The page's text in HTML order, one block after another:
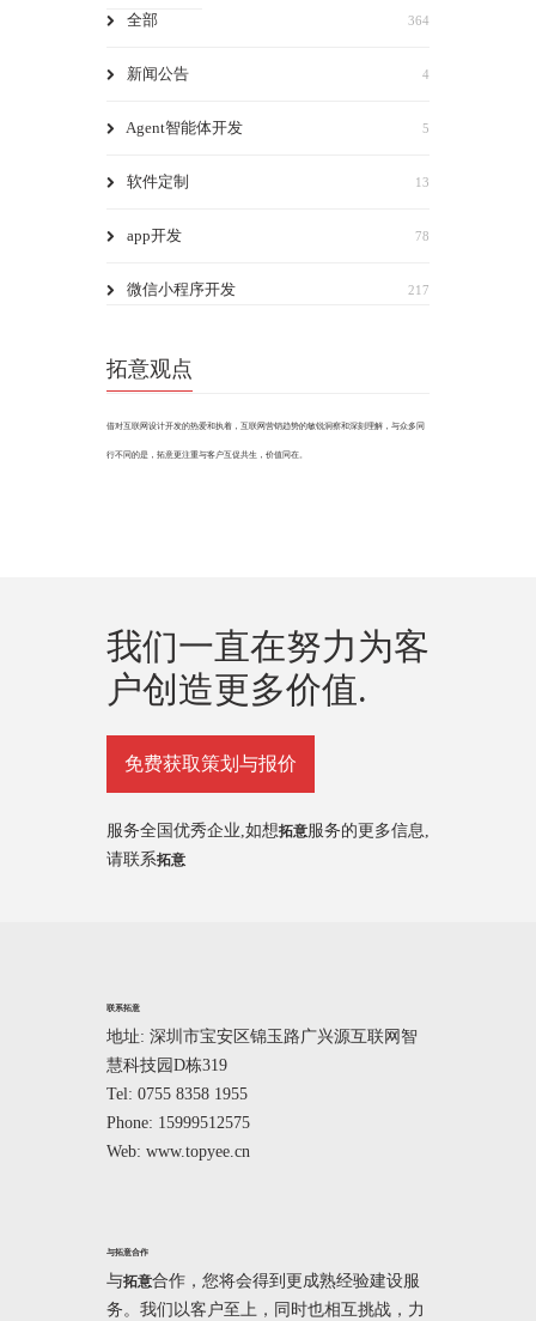
全部 364
新闻公告 4
Agent智能体开发 5
软件定制 13
app开发 78
微信小程序开发 217
拓意观点
借对互联网设计开发的热爱和执着，互联网营销趋势的敏锐洞察和深刻理解，与众多同
行不同的是，拓意更注重与客户互促共生，价值同在。
我们一直在努力为客
户创造更多价值.
免费获取策划与报价
服务全国优秀企业,如想拓意服务的更多信息,
请联系拓意
联系拓意
地址: 深圳市宝安区锦玉路广兴源互联网智
慧科技园D栋319
Tel: 0755 8358 1955
Phone: 15999512575
Web: www.topyee.cn
与拓意合作
与拓意合作，您将会得到更成熟经验建设服
务。我们以客户至上，同时也相互挑战，力